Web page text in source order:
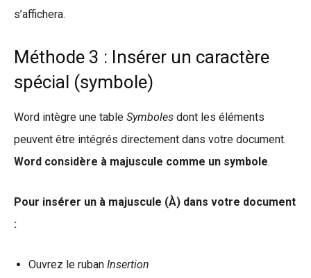
s’affichera.
Méthode 3 : Insérer un caractère
spécial (symbole)
Word intègre une table Symboles dont les éléments
peuvent être intégrés directement dans votre document.
Word considère à majuscule comme un symbole.
Pour insérer un à majuscule (À) dans votre document
:
Ouvrez le ruban Insertion